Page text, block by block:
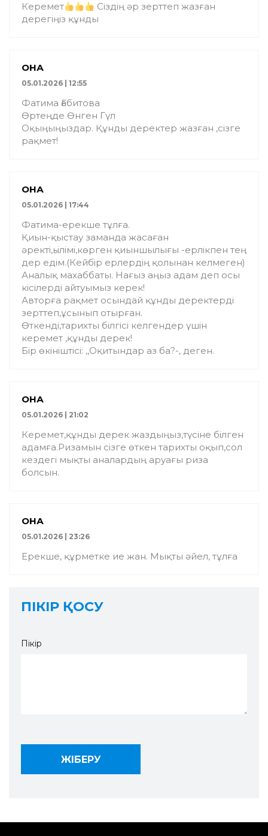
Керемет
Сіздің әр зерттеп жазған
дерегіңіз құнды
ҚОНАҚ
05.01.2026 | 12:55
Фатима Ғабитова
Өртеңде Өнген Гүл
Оқыңыңыздар. Құнды деректер жазған ,сізге
рақмет!
ҚОНАҚ
05.01.2026 | 17:44
Фатима-ерекше тұлға.
Қиын-қыстау заманда жасаған
әректі,ьілімі,көрген қиыншылығы -ерлікпен тең
дер едім.(Кейбір ерлердің қолынан келмеген)
Аналық махаббаты. Нағыз аңыз адам деп осы
кісілерді айтуымыз керек!
Авторға рақмет осындай құнды деректерді
зерттеп,ұсынып отырған.
Өткенді,тарихты білгісі келгендер үшін
керемет ,құнды дерек!
Бір өкініштісі: ,,Оқитындар аз ба?-, деген.
ҚОНАҚ
05.01.2026 | 21:02
Керемет,құнды дерек жаздыңыз,түсіне білген
адамға.Ризамын сізге өткен тарихты оқып,сол
кездегі мықты аналардың аруағы риза
болсын.
ҚОНАҚ
05.01.2026 | 23:26
Ерекше, құрметке ие жан. Мықты әйел, тұлға
ПІКІР ҚОСУ
Пікір